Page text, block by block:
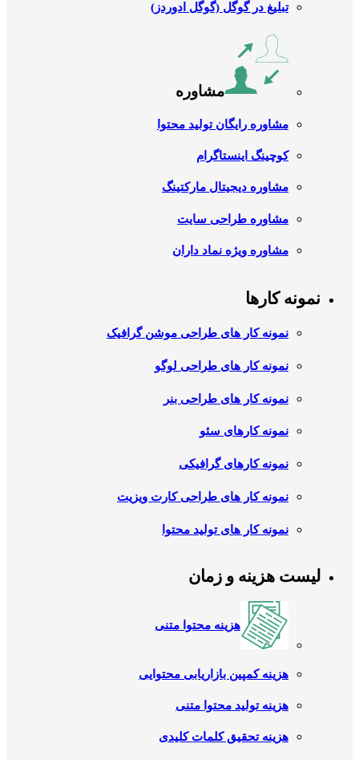
تبلیغ در گوگل (گوگل ادوردز)
مشاوره
مشاوره رایگان تولید محتوا
کوچینگ اینستاگرام
مشاوره دیجیتال مارکتینگ
مشاوره طراحی سایت
مشاوره ویژه نماد داران
نمونه کارها
نمونه کار های طراحی موشن گرافیک
نمونه کار های طراحی لوگو
نمونه کار های طراحی بنر
نمونه کارهای سئو
نمونه کارهای گرافیکی
نمونه کار های طراحی کارت ویزیت
نمونه کار های تولید محتوا
لیست هزینه و زمان
هزینه محتوا متنی
هزینه کمپین بازاریابی محتوایی
هزینه تولید محتوا متنی
هزینه تحقیق کلمات کلیدی